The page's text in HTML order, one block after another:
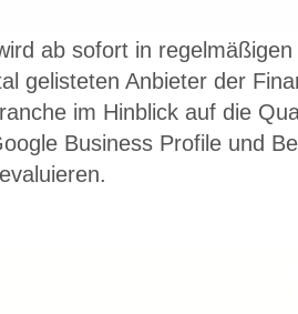
ab sofort in
gelisteten Anbieter der
im Hinblick auf die
Business Profile und